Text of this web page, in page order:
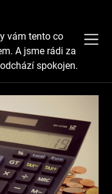
vám tento co
A jsme rádi za
spokojen.